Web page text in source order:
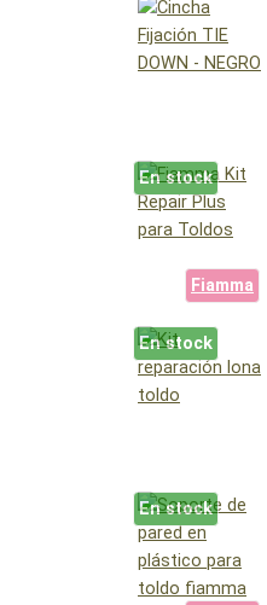
En stock
Fiamma
En stock
En stock